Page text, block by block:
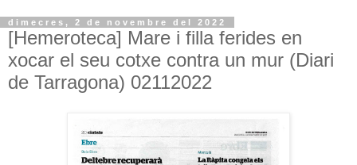
dimecres, 2 de novembre del 2022
[Hemeroteca] Mare i filla ferides en
xocar el seu cotxe contra un mur (Diari
de Tarragona) 02112022